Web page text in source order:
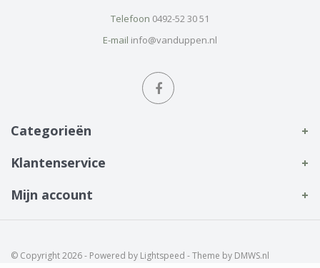
Telefoon 0492-52 30 51
E-mail info@vanduppen.nl
Categorieën
Klantenservice
Mijn account
© Copyright 2026 - Powered by Lightspeed - Theme by DMWS.nl